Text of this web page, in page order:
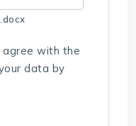
agree with the
data by